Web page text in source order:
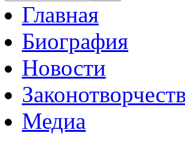
Главная
Биография
Новости
Медиа